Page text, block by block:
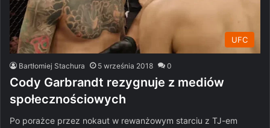
UFC
Bartłomiej Stachura 5 września 2018 0
Cody Garbrandt rezygnuje z mediów
społecznościowych
Po porażce przez nokaut w rewanżowym starciu z TJ-em